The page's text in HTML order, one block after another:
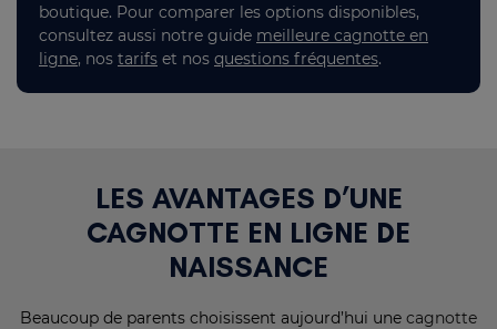
boutique. Pour comparer les options disponibles,
consultez aussi notre guide meilleure cagnotte en
ligne, nos tarifs et nos questions fréquentes.
LES AVANTAGES D’UNE
CAGNOTTE EN LIGNE DE
NAISSANCE
Beaucoup de parents choisissent aujourd’hui une cagnotte